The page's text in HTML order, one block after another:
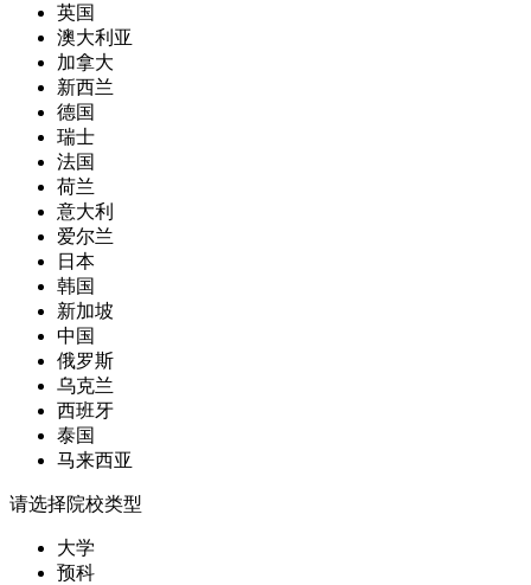
英国
澳大利亚
加拿大
新西兰
德国
瑞士
法国
荷兰
意大利
爱尔兰
日本
韩国
新加坡
中国
俄罗斯
乌克兰
西班牙
泰国
马来西亚
请选择院校类型
大学
预科